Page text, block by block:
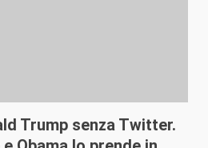
Trump senza Twitter.